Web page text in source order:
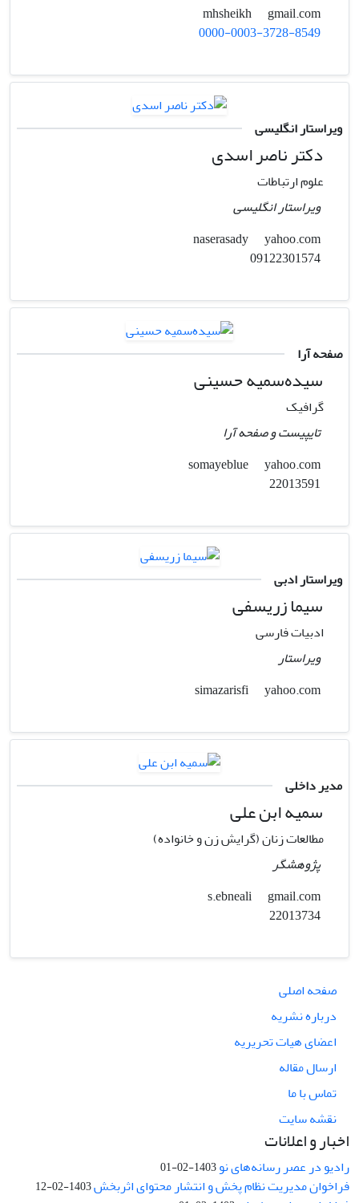
gmail.com
0000-0003-3728-8549
ویراستار انگلیسی
دکتر ناصر اسدی
علوم ارتباطات
ویراستار انگلیسی
yahoo.com
صفحه آرا
سیده‌سمیه حسینی
گرافیک
تایپیست و صفحه آرا
yahoo.com
ویراستار ادبی
سیما زریسفی
ادبیات فارسی
ویراستار
yahoo.com
مدیر داخلی
سمیه ابن علی
مطالعات زنان (گرایش زن و خانواده)
پژوهشگر
gmail.com
صفحه اصلی
درباره نشریه
اعضای هیات تحریریه
ارسال مقاله
تماس با ما
نقشه سایت
اخبار و اعلانات
رادیو در عصر رسانه‌های نو1403-02-01
فراخوان مدیریت نظام پخش و انتشار محتوای اثربخش1403-02-12